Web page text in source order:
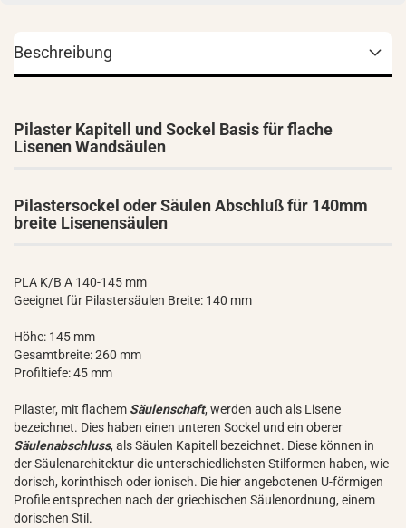
Beschreibung
Pilaster Kapitell und Sockel Basis für flache
Lisenen Wandsäulen
Pilastersockel oder Säulen Abschluß für 140mm
breite Lisenensäulen
PLA K/B A 140-145 mm
Geeignet für Pilastersäulen Breite: 140 mm
Höhe: 145 mm
Gesamtbreite: 260 mm
Profiltiefe: 45 mm
Pilaster, mit flachem Säulenschaft, werden auch als Lisene
bezeichnet. Dies haben einen unteren Sockel und ein oberer
Säulenabschluss, als Säulen Kapitell bezeichnet. Diese können in
der Säulenarchitektur die unterschiedlichsten Stilformen haben, wie
dorisch, korinthisch oder ionisch. Die hier angebotenen U-förmigen
Profile entsprechen nach der griechischen Säulenordnung, einem
dorischen Stil.